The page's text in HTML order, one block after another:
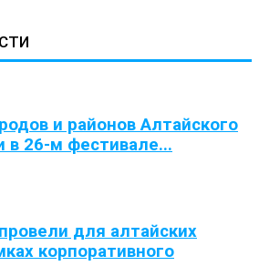
и районов Алтайского
в 26-м фестивале...
для алтайских
корпоративного